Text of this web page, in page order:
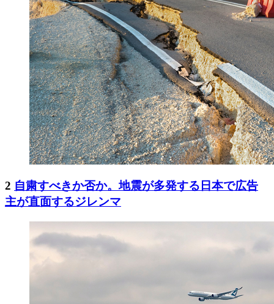
2 自粛すべきか否か。地震が多発する日本で広告
主が直面するジレンマ